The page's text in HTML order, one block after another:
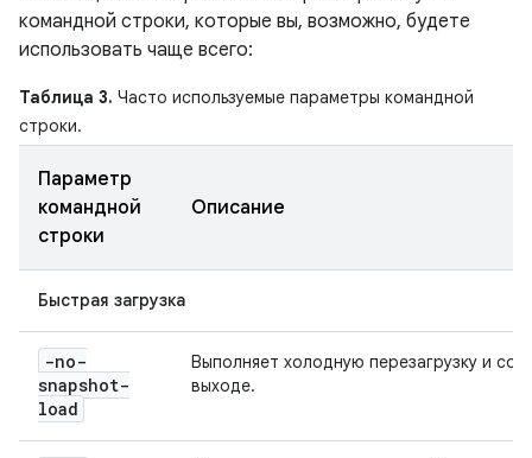
командной строки, которые вы, возможно, будете
использовать чаще всего:
Таблица 3. Часто используемые параметры командной
строки.
Параметр
командной
строки
Описание
Быстрая загрузка
-no-
snapshot-
load
Выполняет холодную перезагрузку и
выходе.